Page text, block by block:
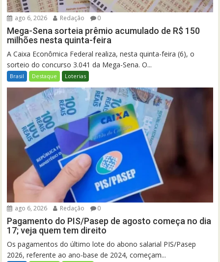
ago 6, 2026 Redação 0
Mega-Sena sorteia prêmio acumulado de R$ 150
milhões nesta quinta-feira
A Caixa Econômica Federal realiza, nesta quinta-feira (6), o
sorteio do concurso 3.041 da Mega-Sena. O...
Brasil Destaque Loterias
ago 6, 2026 Redação 0
Pagamento do PIS/Pasep de agosto começa no dia
17; veja quem tem direito
Os pagamentos do último lote do abono salarial PIS/Pasep
2026, referente ao ano-base de 2024, começam...